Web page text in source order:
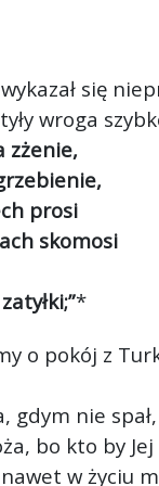
się
wroga
zżenie,
prosi
skomosi
*
o pokój z
nie
bo kto by
w życiu